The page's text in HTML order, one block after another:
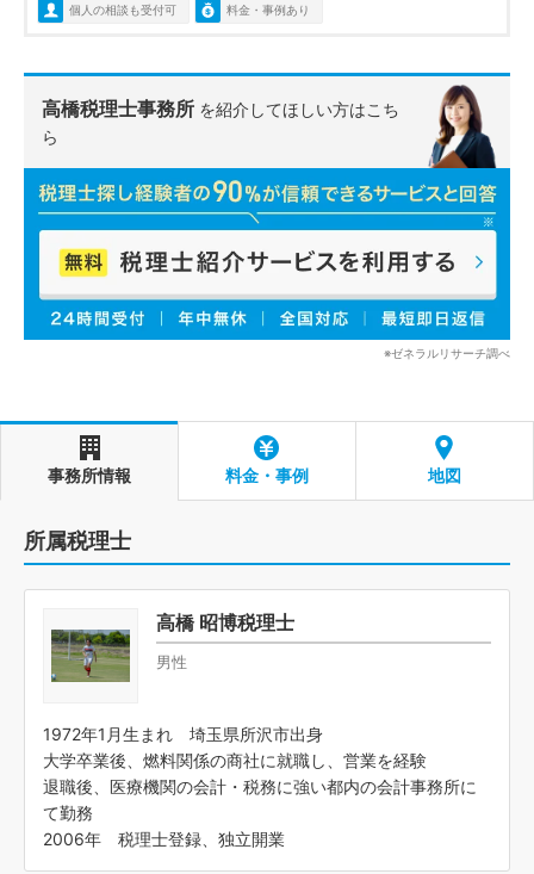
個人の相談も受付可 料金・事例あり
高橋税理士事務所 を紹介してほしい方はこち
ら
※ゼネラルリサーチ調べ
事務所情報 料金・事例 地図
所属税理士
高橋 昭博税理士
男性
1972年1月生まれ 埼玉県所沢市出身
大学卒業後、燃料関係の商社に就職し、営業を経験
退職後、医療機関の会計・税務に強い都内の会計事務所に
て勤務
2006年 税理士登録、独立開業